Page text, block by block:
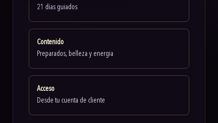
21 dias guiados
Contenido
Preparados, belleza y energia
Acceso
Desde tu cuenta de cliente